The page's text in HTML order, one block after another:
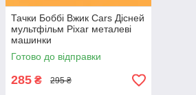
Тачки Боббі Вжик Cars Дісней
мультфільм Pixar металеві
машинки
Готово до відправки
285 ₴ 295 ₴